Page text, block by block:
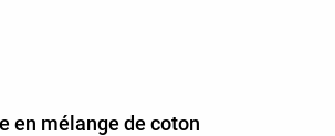
en mélange de coton